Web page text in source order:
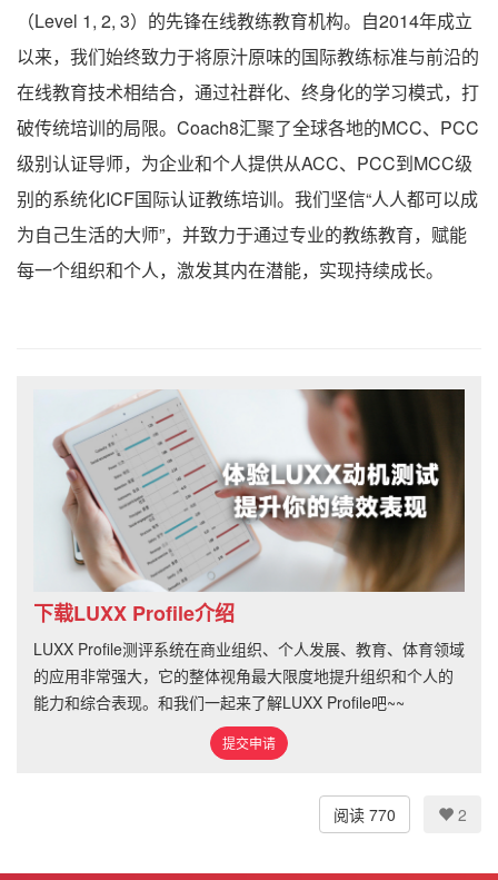
（Level 1, 2, 3）的先锋在线教练教育机构。自2014年成立
以来，我们始终致力于将原汁原味的国际教练标准与前沿的
在线教育技术相结合，通过社群化、终身化的学习模式，打
破传统培训的局限。Coach8汇聚了全球各地的MCC、PCC
级别认证导师，为企业和个人提供从ACC、PCC到MCC级
别的系统化ICF国际认证教练培训。我们坚信“人人都可以成
为自己生活的大师”，并致力于通过专业的教练教育，赋能
每一个组织和个人，激发其内在潜能，实现持续成长。
下载LUXX Profile介绍
LUXX Profile测评系统在商业组织、个人发展、教育、体育领域
的应用非常强大，它的整体视角最大限度地提升组织和个人的
能力和综合表现。和我们一起来了解LUXX Profile吧~~
提交申请
阅读 770 2